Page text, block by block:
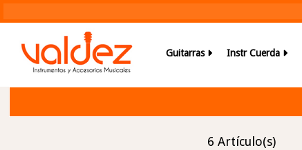
Guitarras Instr Cuerda
6 Artículo(s)